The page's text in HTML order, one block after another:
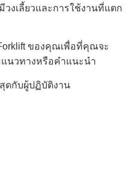
วงเลี้ยวและการใช้งานที่แตก
ของคุณเพื่อที่คุณจะ
นวทางหรือคำแนะนำ
ดกับผู้ปฏิบัติงาน